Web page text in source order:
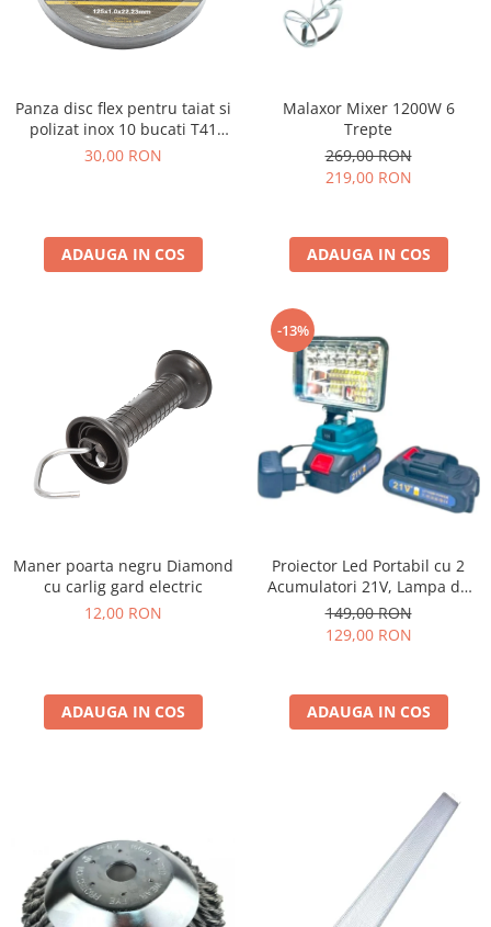
Panza disc flex pentru taiat si
polizat inox 10 bucati T41
125x1.0x22mm
30,00 RON
ADAUGA IN COS
Malaxor Mixer 1200W 6
Trepte
269,00 RON
219,00 RON
ADAUGA IN COS
Maner poarta negru Diamond
cu carlig gard electric
12,00 RON
ADAUGA IN COS
-13%
Proiector Led Portabil cu 2
Acumulatori 21V, Lampa de
Lucru cu Incarcator, Ultra-
Puternic
149,00 RON
129,00 RON
ADAUGA IN COS